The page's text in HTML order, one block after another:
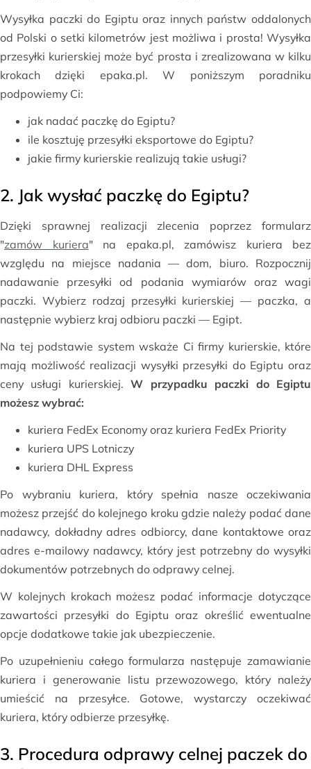
Wysyłka paczki do Egiptu oraz innych państw oddalonych
od Polski o setki kilometrów jest możliwa i prosta! Wysyłka
przesyłki kurierskiej może być prosta i zrealizowana w kilku
krokach dzięki epaka.pl. W poniższym poradniku
podpowiemy Ci:
jak nadać paczkę do Egiptu?
ile kosztuję przesyłki eksportowe do Egiptu?
jakie firmy kurierskie realizują takie usługi?
2. Jak wysłać paczkę do Egiptu?
Dzięki sprawnej realizacji zlecenia poprzez formularz
"zamów kuriera" na epaka.pl, zamówisz kuriera bez
względu na miejsce nadania — dom, biuro. Rozpocznij
nadawanie przesyłki od podania wymiarów oraz wagi
paczki. Wybierz rodzaj przesyłki kurierskiej — paczka, a
następnie wybierz kraj odbioru paczki — Egipt.
Na tej podstawie system wskaże Ci firmy kurierskie, które
mają możliwość realizacji wysyłki przesyłki do Egiptu oraz
ceny usługi kurierskiej. W przypadku paczki do Egiptu
możesz wybrać:
kuriera FedEx Economy oraz kuriera FedEx Priority
kuriera UPS Lotniczy
kuriera DHL Express
Po wybraniu kuriera, który spełnia nasze oczekiwania
możesz przejść do kolejnego kroku gdzie należy podać dane
nadawcy, dokładny adres odbiorcy, dane kontaktowe oraz
adres e-mailowy nadawcy, który jest potrzebny do wysyłki
dokumentów potrzebnych do odprawy celnej.
W kolejnych krokach możesz podać informacje dotyczące
zawartości przesyłki do Egiptu oraz określić ewentualne
opcje dodatkowe takie jak ubezpieczenie.
Po uzupełnieniu całego formularza następuje zamawianie
kuriera i generowanie listu przewozowego, który należy
umieścić na przesyłce. Gotowe, wystarczy oczekiwać
kuriera, który odbierze przesyłkę.
3. Procedura odprawy celnej paczek do